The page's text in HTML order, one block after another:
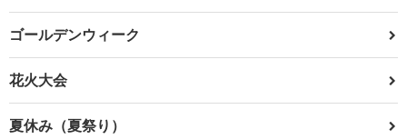
ゴールデンウィーク
花火大会
夏休み（夏祭り）